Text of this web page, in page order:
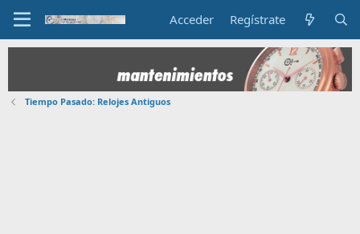
Acceder Regístrate
Tiempo Pasado: Relojes Antiguos